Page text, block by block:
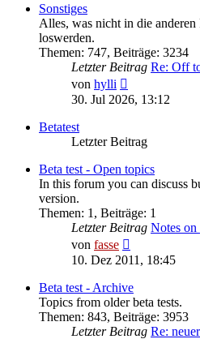
Sonstiges
Alles, was nicht in die anderen
loswerden.
Themen: 747, Beiträge: 3234
Letzter Beitrag Re: Off
von hylli
Beitrag
30. Jul 2026, 13:12
Betatest
Letzter Beitrag
Beta test - Open topics
In this forum you can discuss
version.
Themen: 1 , Beiträge: 1
Letzter Beitrag Notes on
von fasse
Beitrag
10. Dez 2011, 18:45
Beta test - Archive
Topics from older beta tests.
Themen: 843, Beiträge: 3953
Letzter Beitrag Re: